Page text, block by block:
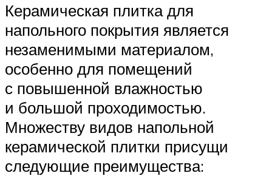
Керамическая плитка для
напольного покрытия является
незаменимыми материалом,
особенно для помещений
с повышенной влажностью
и большой проходимостью.
Множеству видов напольной
керамической плитки присущи
следующие преимущества: